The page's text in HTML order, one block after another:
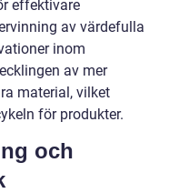
effektivare
av värdefulla
inom
av mer
material, vilket
för produkter.
och